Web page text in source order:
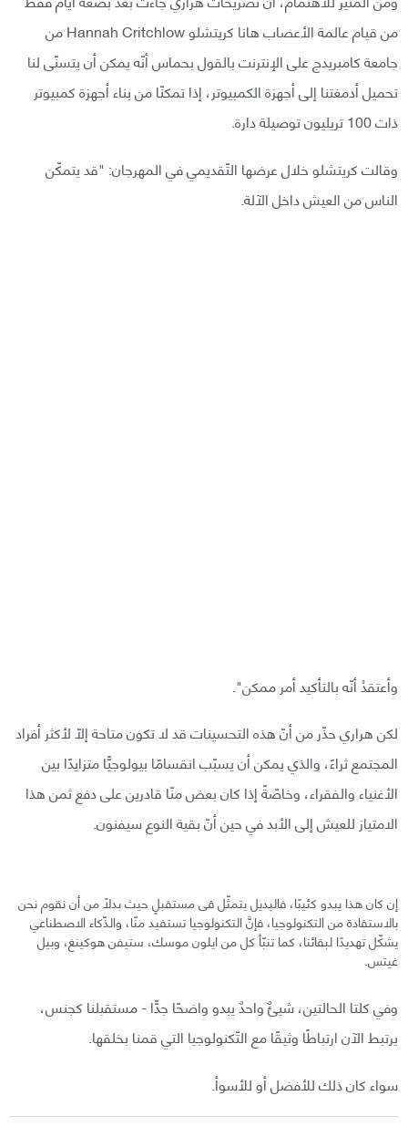
من قيام عالمة الأعصاب هانا كريتشلو Hannah Critchlow من
جامعة كامبريدج على الإنترنت بالقول بحماس أنّه يمكن أن يتسنّى لنا
تحميل أدمغتنا إلى أجهزة الكمبيوتر، إذا تمكنّا من بناء أجهزة كمبيوتر
ذات 100 تريليون توصيلة دارة.
وقالت كريتشلو خلال عرضها التّقديمي في المهرجان: "قد يتمكّن
الناس من العيش داخل الآلة.
وأعتقدُ أنّه بالتأكيد أمر ممكن".
لكن هراري حذّر من أنّ هذه التحسينات قد لا تكون متاحة إلّا لأكثر أفراد
المجتمع ثراءً، والذي يمكن أن يسبّب انقسامًا بيولوجيًّا متزايدًا بين
الأغنياء والفقراء، وخاصّةً إذا كان بعض منّا قادرين على دفع ثمن هذا
الامتياز للعيش إلى الأبد في حين أنّ بقية النوع سيفنون.
إن كان هذا يبدو كئيبًا، فالبديل يتمثّل فى مستقبلٍ حيث بدلًا من أن نقوم نحن
بالاستفادة من التكنولوجيا، فإنَّ التكنولوجيا تستفيد منّا، والذّكاء الاصطناعي
يشكّل تهديدًا لبقائنا، كما تنبّأ كل من ايلون موسك، ستيفن هوكينغ، وبيل
غيتس.
وفي كلتا الحالتين، شيئٌ واحدٌ يبدو واضحًا جدًّا - مستقبلنا كجنس،
يرتبط الآن ارتباطًا وثيقًا مع التّكنولوجيا التي قمنا بخلقها.
سواء كان ذلك للأفضل أو للأسوأ.